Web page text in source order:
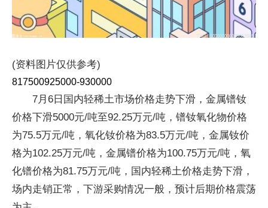
(资料图片仅供参考)
817500925000-930000
7月6日国内轻稀土市场价格走势下滑，金属镨钕
价格下滑5000元/吨至92.25万元/吨，镨钕氧化物价格
为75.5万元/吨，氧化钕价格为83.5万元/吨，金属钕价
格为102.25万元/吨，金属镨价格为100.75万元/吨，氧
化镨价格为81.75万元/吨，国内轻稀土价格走势下滑，
场内走销正常，下游采购情况一般，预计后期价格震荡